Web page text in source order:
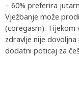
– 60% preferira
Vježbanje može
(coregasm). Tijekom
zdravlje nije
dodatni poticaj za